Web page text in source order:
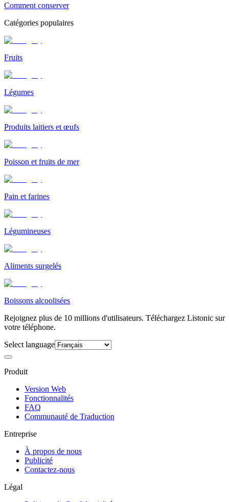
Comment conserver
Catégories populaires
Fruits
Légumes
Produits laitiers et œufs
Poisson et fruits de mer
Pain et farines
Légumineuses
Aliments surgelés
Boissons alcoolisées
Rejoignez plus de 10 millions d'utilisateurs. Téléchargez Listonic sur
votre téléphone.
Select language
Produit
Version Web
Fonctionnalités
FAQ
Communauté de Traduction
Entreprise
À propos de nous
Publicité
Contactez-nous
Légal